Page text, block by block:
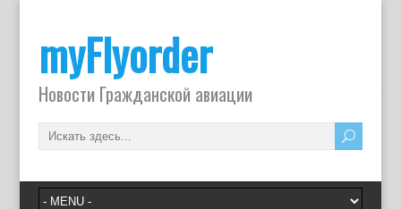
myFlyorder
Новости Гражданской авиации